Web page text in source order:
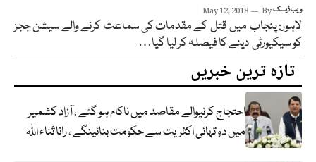
May 12, 2018 Byویب ڈیسک
لاہور: پنجاب میں قتل کے مقدمات کی سماعت کرنے والے سیشن ججز
کو سیکیورٹی دینے کا فیصلہ کر لیا گیا…
تازہ ترین خبریں
احتجاج کرنیوالے مقاصد میں ناکام ہو گئے ، آزاد کشمیر
میں دو تہائی اکثریت سے حکومت بنائینگے ، رانا ثناء اللہ